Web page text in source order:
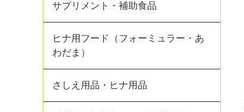
サプリメント・補助食品
ヒナ用フード（フォーミュラー・あ
わだま）
さしえ用品・ヒナ用品